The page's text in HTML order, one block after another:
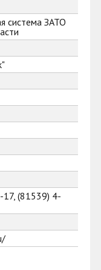
система ЗАТО
(81539) 4-